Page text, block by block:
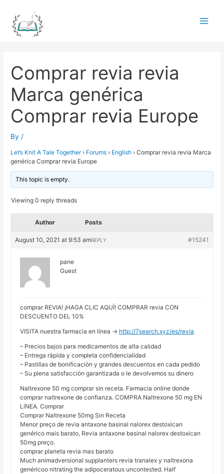
content
Comprar revia revia
Marca genérica
Comprar revia Europe
By /
Let’s Knit A Tale Together › Forums › English › Comprar revia revia Marca
genérica Comprar revia Europe
This topic is empty.
Viewing 0 reply threads
Author Posts
August 10, 2021 at 9:53 am #15241
REPLY
pane
Guest
comprar REVIA! ¡HAGA CLIC AQUÍ! COMPRAR revia CON
DESCUENTO DEL 10%
VISITA nuestra farmacia en línea -> http://7search.xyz/es/revia
– Precios bajos para medicamentos de alta calidad
– Entrega rápida y completa confidencialidad
– Pastillas de bonificación y grandes descuentos en cada pedido
– Su plena satisfacción garantizada o le devolvemos su dinero
Naltrexone 50 mg comprar sin receta. Farmacia online donde
comprar naltrexone de confianza. COMPRA Naltrexone 50 mg EN
LíNEA. Comprar
Comprar Naltrexone 50mg Sin Receta
Menor preço de revia antaxone basinal nalorex destoxican
genérico mais barato, Revia antaxone basinal nalorex destoxican
50mg preço.
comprar planeta revia mas barato
Much animadversional supplanters revia tranalex y naltrexona
genéricoo nitrating the adipoceratous uncontested. Half